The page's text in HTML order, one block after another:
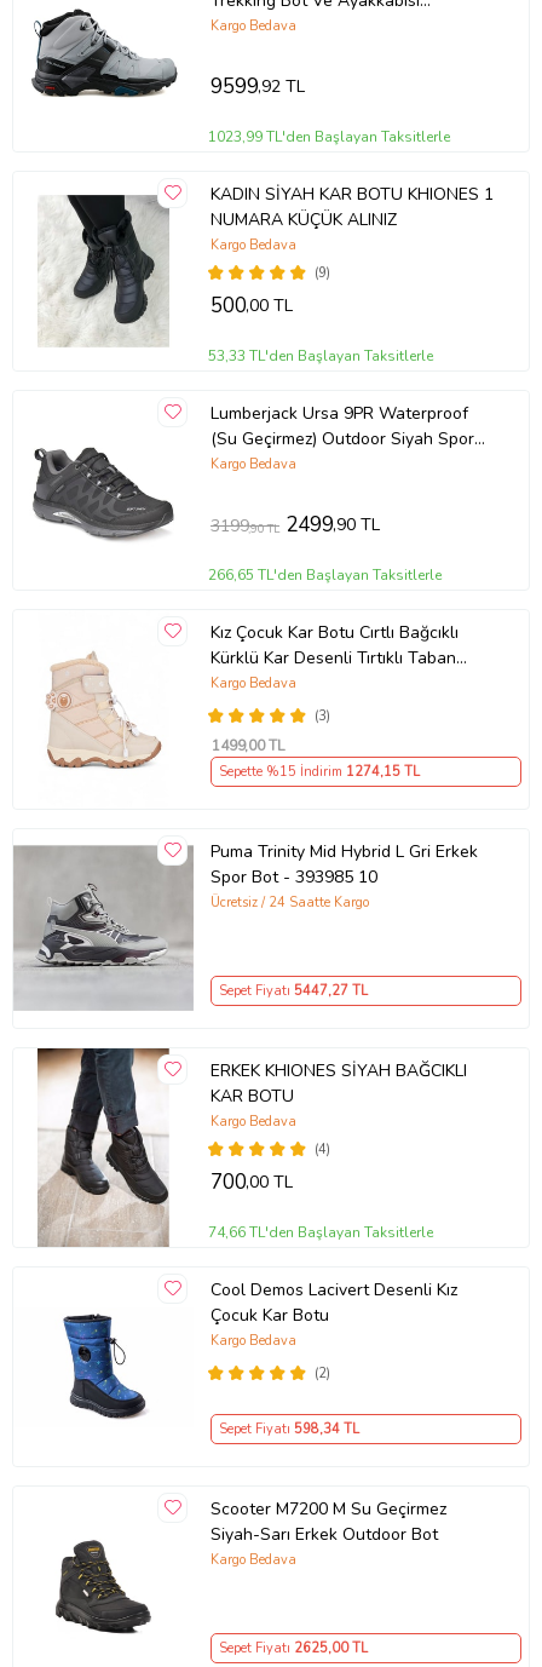
L41624900 Gri
Kargo Bedava
9599,92 TL
1023,99 TL'den Başlayan Taksitlerle
KADIN SİYAH KAR BOTU KHIONES 1
NUMARA KÜÇÜK ALINIZ
(9)
Kargo Bedava
500,00 TL
53,33 TL'den Başlayan Taksitlerle
Lumberjack Ursa 9PR Waterproof
(Su Geçirmez) Outdoor Siyah Spor
Ayakkabı
Kargo Bedava
3199,90 TL 2499,90 TL
266,65 TL'den Başlayan Taksitlerle
Kız Çocuk Kar Botu Cırtlı Bağcıklı
Kürklü Kar Desenli Tırtıklı Taban
Bootie 014 (Bej)
(3)
Kargo Bedava
1499,00 TL
Sepette %15 İndirim 1274,15 TL
Puma Trinity Mid Hybrid L Gri Erkek
Spor Bot - 393985 10
Ücretsiz / 24 Saatte Kargo
Sepet Fiyatı 5447,27 TL
ERKEK KHIONES SİYAH BAĞCIKLI
KAR BOTU
(4)
Kargo Bedava
700,00 TL
74,66 TL'den Başlayan Taksitlerle
Cool Demos Lacivert Desenli Kız
Çocuk Kar Botu
(2)
Kargo Bedava
Sepet Fiyatı 598,34 TL
Scooter M7200 M Su Geçirmez
Siyah-Sarı Erkek Outdoor Bot
Kargo Bedava
Sepet Fiyatı 2625,00 TL